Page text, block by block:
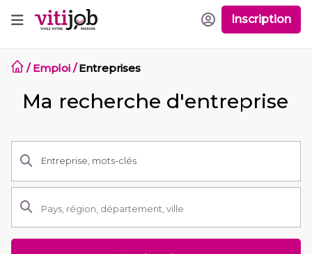
Inscription
/Emploi/Entreprises
Ma recherche d'entreprise